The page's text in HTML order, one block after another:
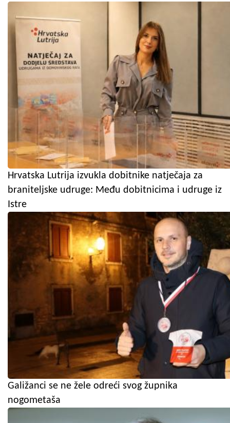
Hrvatska Lutrija izvukla dobitnike natječaja za
braniteljske udruge: Među dobitnicima i udruge iz
Istre
Galižanci se ne žele odreći svog župnika
nogometaša